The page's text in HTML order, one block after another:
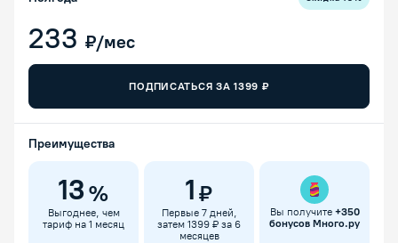
233 ₽/мес
ПОДПИСАТЬСЯ ЗА1399 ₽
Преимущества
13 %
Выгоднее, чем
тариф на 1 месяц
1 ₽
Первые 7 дней,
затем 1399 ₽ за 6
месяцев
Вы получите +350
бонусов Много.ру